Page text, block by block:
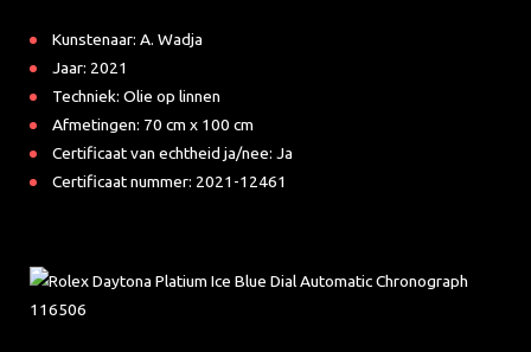
Kunstenaar: A. Wadja
Jaar: 2021
Techniek: Olie op linnen
Afmetingen: 70 cm x 100 cm
Certificaat van echtheid ja/nee: Ja
Certificaat nummer: 2021-12461